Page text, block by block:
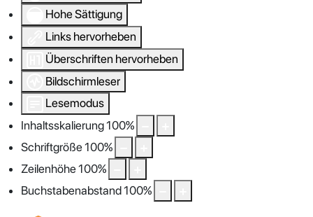
Hohe Sättigung
Links hervorheben
Überschriften hervorheben
Bildschirmleser
Lesemodus
Inhaltsskalierung100%
Schriftgröße100%
Zeilenhöhe100%
Buchstabenabstand100%